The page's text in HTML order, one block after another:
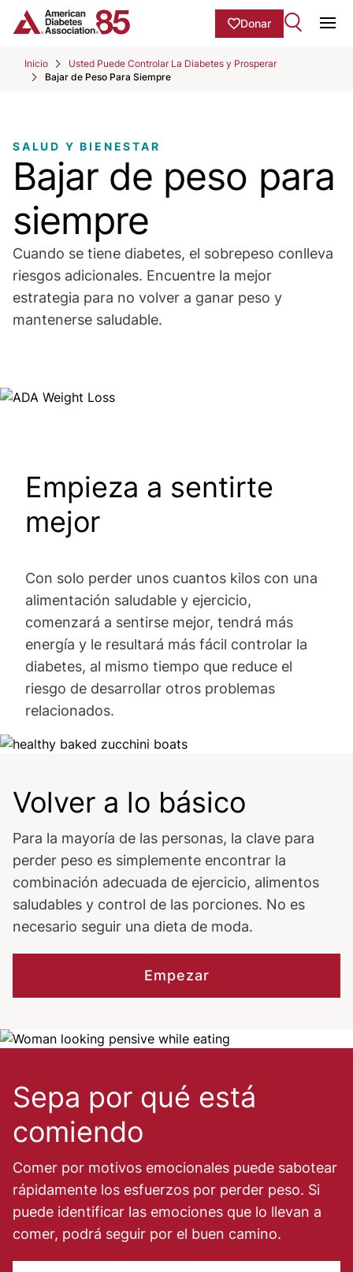
Skip to Main content
Donar
Inicio
Usted Puede Controlar La Diabetes y Prosperar
Bajar de Peso Para Siempre
main
content
SALUD Y BIENESTAR
Bajar de peso para
siempre
Cuando se tiene diabetes, el sobrepeso conlleva
riesgos adicionales. Encuentre la mejor
estrategia para no volver a ganar peso y
mantenerse saludable.
Image
Empieza a sentirte
mejor
Con solo perder unos cuantos kilos con una
alimentación saludable y ejercicio,
comenzará a sentirse mejor, tendrá más
energía y le resultará más fácil controlar la
diabetes, al mismo tiempo que reduce el
riesgo de desarrollar otros problemas
relacionados.
Volver a lo básico
Para la mayoría de las personas, la clave para
perder peso es simplemente encontrar la
combinación adecuada de ejercicio, alimentos
saludables y control de las porciones. No es
necesario seguir una dieta de moda.
Empezar
Image
Sepa por qué está
comiendo
Comer por motivos emocionales puede sabotear
rápidamente los esfuerzos por perder peso. Si
puede identificar las emociones que lo llevan a
comer, podrá seguir por el buen camino.
Image